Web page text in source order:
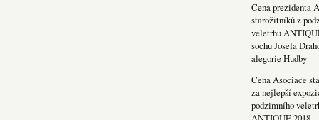
Cena prezidenta
starožitníků z
veletrhu
sochu Josefa
alegorie Hudby
Cena Asociace
za nejlepší
podzimního